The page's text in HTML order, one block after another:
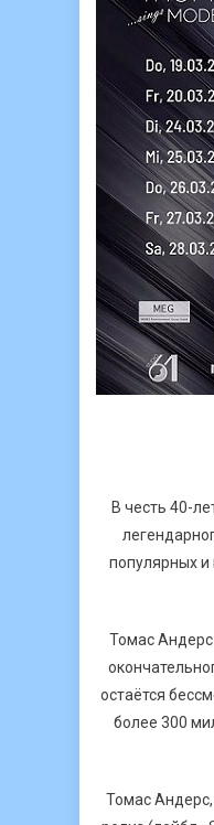
В честь 40-
популярных и
Томас Андерс
остаётся
более 300
Томас Андерс,